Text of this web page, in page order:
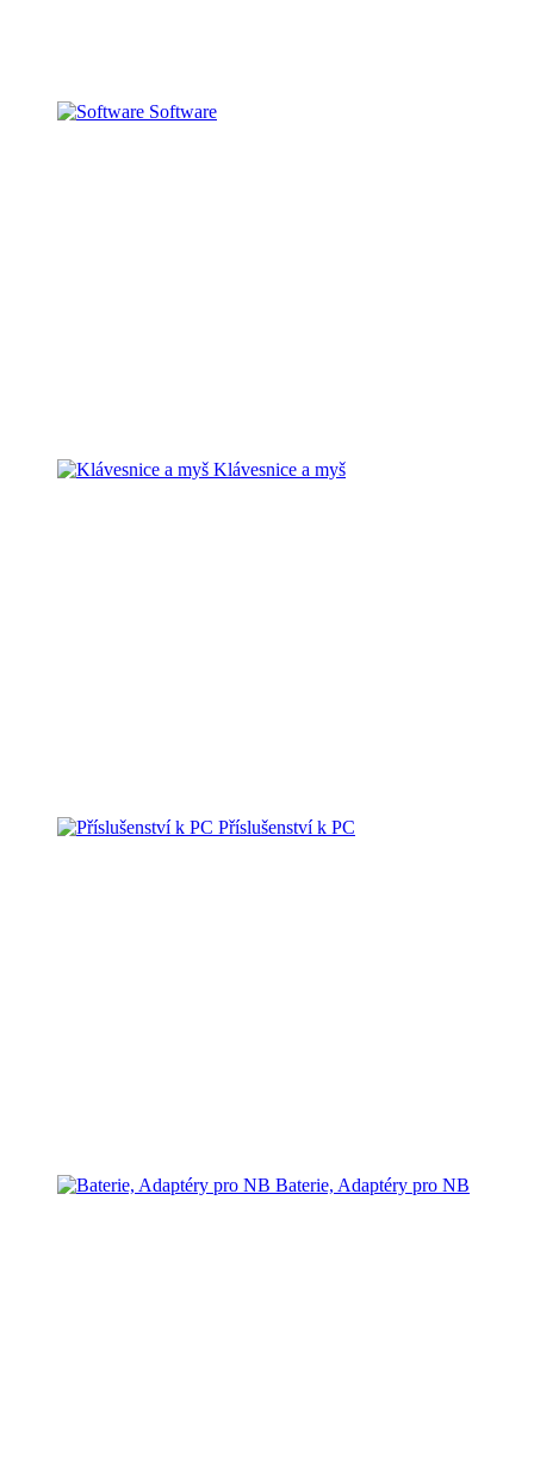
Software
Klávesnice a myš
Příslušenství k PC
Baterie, Adaptéry pro NB